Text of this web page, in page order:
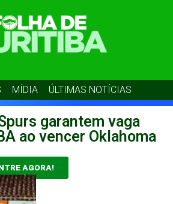
MÍDIA ÚLTIMAS NOTÍCIAS
garantem vaga
ao vencer Oklahoma
AGORA!